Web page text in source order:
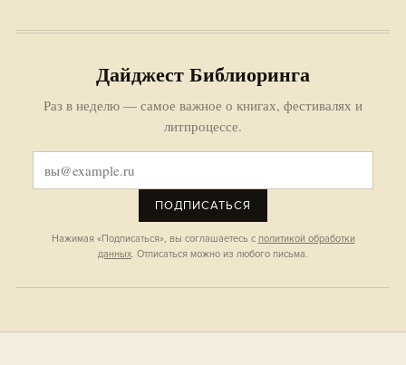
Дайджест Библиоринга
Раз в неделю — самое важное о книгах, фестивалях и
литпроцессе.
ПОДПИСАТЬСЯ
Нажимая «Подписаться», вы соглашаетесь с политикой обработки
данных. Отписаться можно из любого письма.